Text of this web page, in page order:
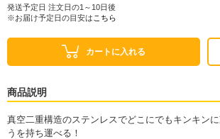
発送予定日 注文日の1～10日後
※お届け予定日の目安は こちら
カートに入れる
商品説明
真空二重構造のステンレスでどこにでもキンキン
うを持ち運べる！